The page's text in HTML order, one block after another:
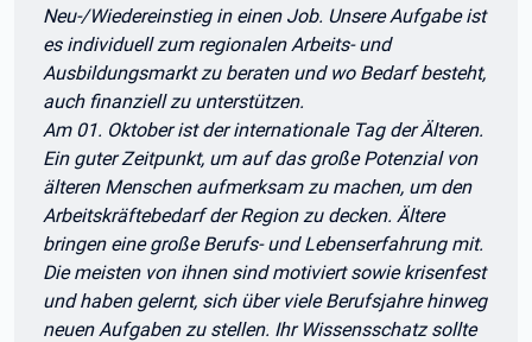
Neu-/Wiedereinstieg in einen Job. Unsere Aufgabe ist
es individuell zum regionalen Arbeits- und
Ausbildungsmarkt zu beraten und wo Bedarf besteht,
auch finanziell zu unterstützen.
Am 01. Oktober ist der internationale Tag der Älteren.
Ein guter Zeitpunkt, um auf das große Potenzial von
älteren Menschen aufmerksam zu machen, um den
Arbeitskräftebedarf der Region zu decken. Ältere
bringen eine große Berufs- und Lebenserfahrung mit.
Die meisten von ihnen sind motiviert sowie krisenfest
und haben gelernt, sich über viele Berufsjahre hinweg
neuen Aufgaben zu stellen. Ihr Wissensschatz sollte